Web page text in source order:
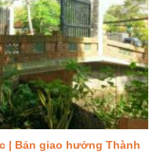
| Bản giao hưởng Thành